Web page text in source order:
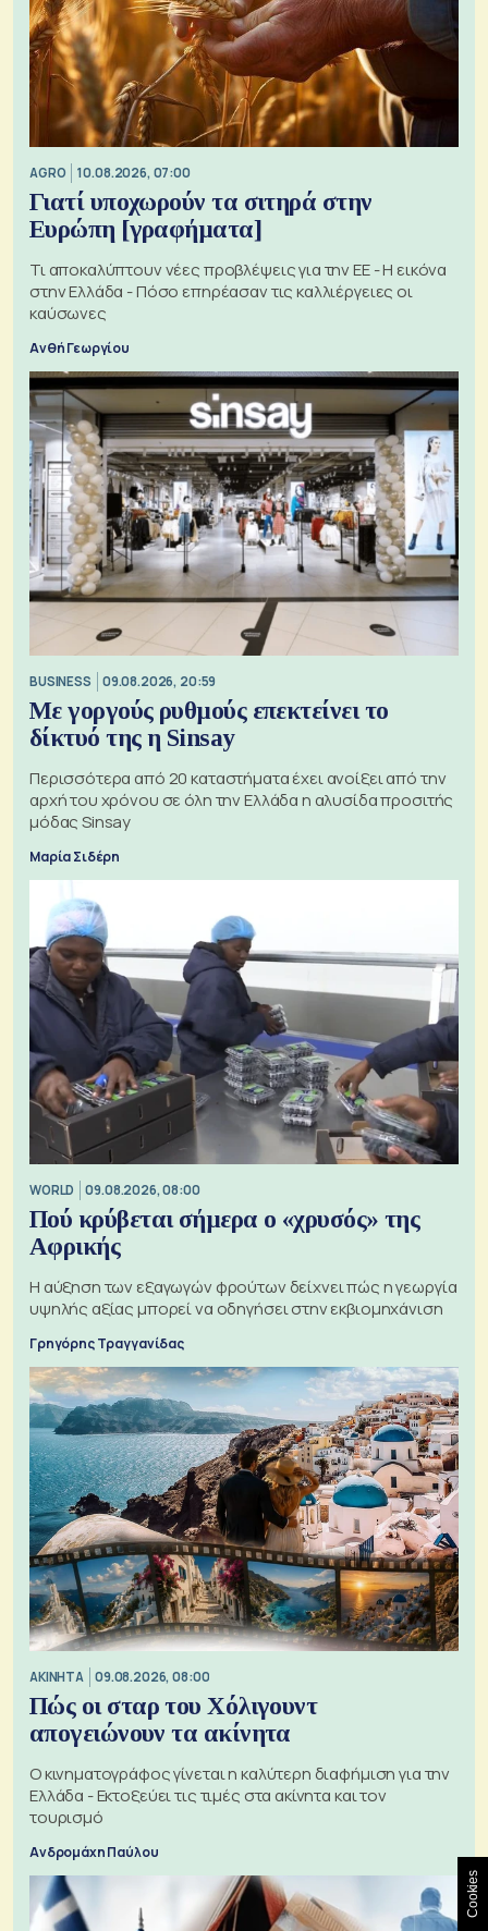
AGRO 10.08.2026, 07:00
Γιατί υποχωρούν τα σιτηρά στην
Ευρώπη [γραφήματα]
Τι αποκαλύπτουν νέες προβλέψεις για την ΕΕ - Η εικόνα
στην Ελλάδα - Πόσο επηρέασαν τις καλλιέργειες οι
καύσωνες
Ανθή Γεωργίου
BUSINESS 09.08.2026, 20:59
Με γοργούς ρυθμούς επεκτείνει το
δίκτυό της η Sinsay
Περισσότερα από 20 καταστήματα έχει ανοίξει από την
αρχή του χρόνου σε όλη την Ελλάδα η αλυσίδα προσιτής
μόδας Sinsay
Μαρία Σιδέρη
WORLD 09.08.2026, 08:00
Πού κρύβεται σήμερα ο «χρυσός» της
Αφρικής
Η αύξηση των εξαγωγών φρούτων δείχνει πώς η γεωργία
υψηλής αξίας μπορεί να οδηγήσει στην εκβιομηχάνιση
Γρηγόρης Τραγγανίδας
ΑΚΙΝΗΤΑ 09.08.2026, 08:00
Πώς οι σταρ του Χόλιγουντ
απογειώνουν τα ακίνητα
Ο κινηματογράφος γίνεται η καλύτερη διαφήμιση για την
Ελλάδα - Εκτοξεύει τις τιμές στα ακίνητα και τον
τουρισμό
Ανδρομάχη Παύλου
Cookies